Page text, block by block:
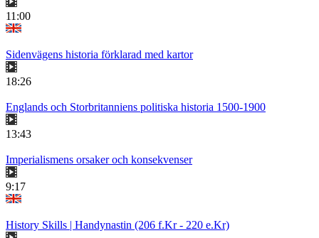
11:00
Sidenvägens historia förklarad med kartor
18:26
Englands och Storbritanniens politiska historia 1500-1900
13:43
Imperialismens orsaker och konsekvenser
9:17
History Skills | Handynastin (206 f.Kr - 220 e.Kr)